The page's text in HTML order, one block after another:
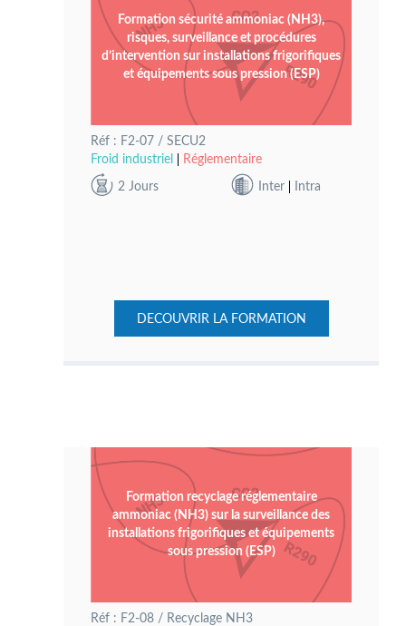
Formation sécurité ammoniac (NH3),
risques, surveillance et procédures
d’intervention sur installations frigorifiques
et équipements sous pression (ESP)
Réf : F2-07 / SECU2
Froid industriel
Réglementaire
2 Jours Inter Intra
DECOUVRIR LA FORMATION
Formation recyclage réglementaire
ammoniac (NH3) sur la surveillance des
installations frigorifiques et équipements
sous pression (ESP)
Réf : F2-08 / Recyclage NH3